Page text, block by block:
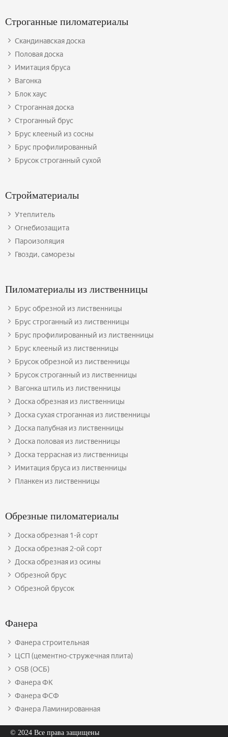
Строганные пиломатериалы
Скандинавская доска
Половая доска
Имитация бруса
Вагонка
Блок хаус
Строганная доска
Строганный брус
Брус клееный из сосны
Брус профилированный
Брусок строганный сухой
Стройматериалы
Утеплитель
Огнебиозащита
Пароизоляция
Гвозди, саморезы
Пиломатериалы из лиственницы
Брус обрезной из лиственницы
Брус строганный из лиственницы
Брус профилированный из лиственницы
Брус клееный из лиственницы
Брусок обрезной из лиственницы
Брусок строганный из лиственницы
Вагонка штиль из лиственницы
Доска обрезная из лиственницы
Доска сухая строганная из лиственницы
Доска палубная из лиственницы
Доска половая из лиственницы
Доска террасная из лиственницы
Имитация бруса из лиственницы
Планкен из лиственницы
Обрезные пиломатериалы
Доска обрезная 1-й сорт
Доска обрезная 2-ой сорт
Доска обрезная из осины
Обрезной брус
Обрезной брусок
Фанера
Фанера строительная
ЦСП (цементно-стружечная плита)
OSB (ОСБ)
Фанера ФК
Фанера ФСФ
Фанера Ламинированная
© 2024 Все права защищены